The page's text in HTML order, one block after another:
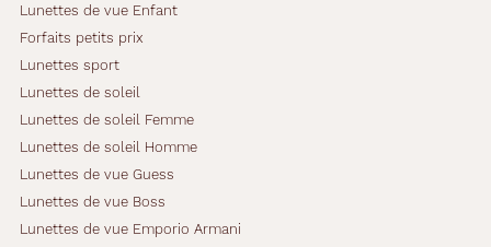
Lunettes de vue Enfant
Forfaits petits prix
Lunettes sport
Lunettes de soleil
Lunettes de soleil Femme
Lunettes de soleil Homme
Lunettes de vue Guess
Lunettes de vue Boss
Lunettes de vue Emporio Armani